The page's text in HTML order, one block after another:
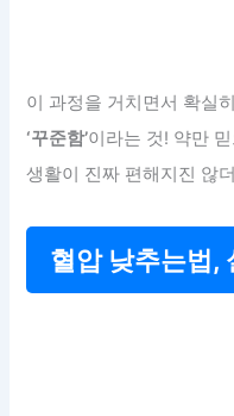
이 과정을 거치면서 확실
‘꾸준함’이라는 것! 약만
생활이 진짜 편해지진 않
혈압 낮추는법,